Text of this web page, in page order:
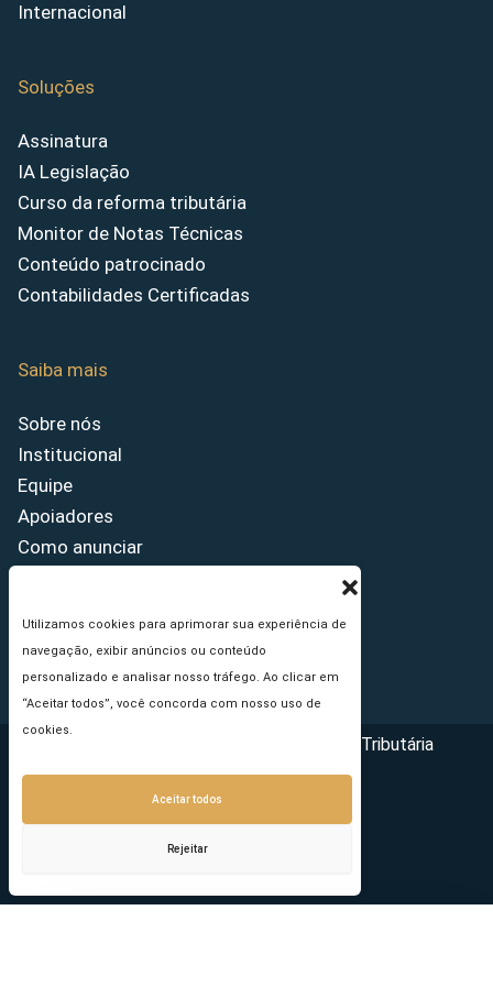
Utilizamos cookies para aprimorar sua experiência de
navegação, exibir anúncios ou conteúdo
personalizado e analisar nosso tráfego. Ao clicar em
“Aceitar todos”, você concorda com nosso uso de
cookies.
Aceitar todos
Rejeitar
Internacional
Soluções
Assinatura
IA Legislação
Curso da reforma tributária
Monitor de Notas Técnicas
Conteúdo patrocinado
Contabilidades Certificadas
Saiba mais
Sobre nós
Institucional
Equipe
Apoiadores
Como anunciar
Princípios Editoriais
Copyright © 2026 - Portal da Reforma Tributária